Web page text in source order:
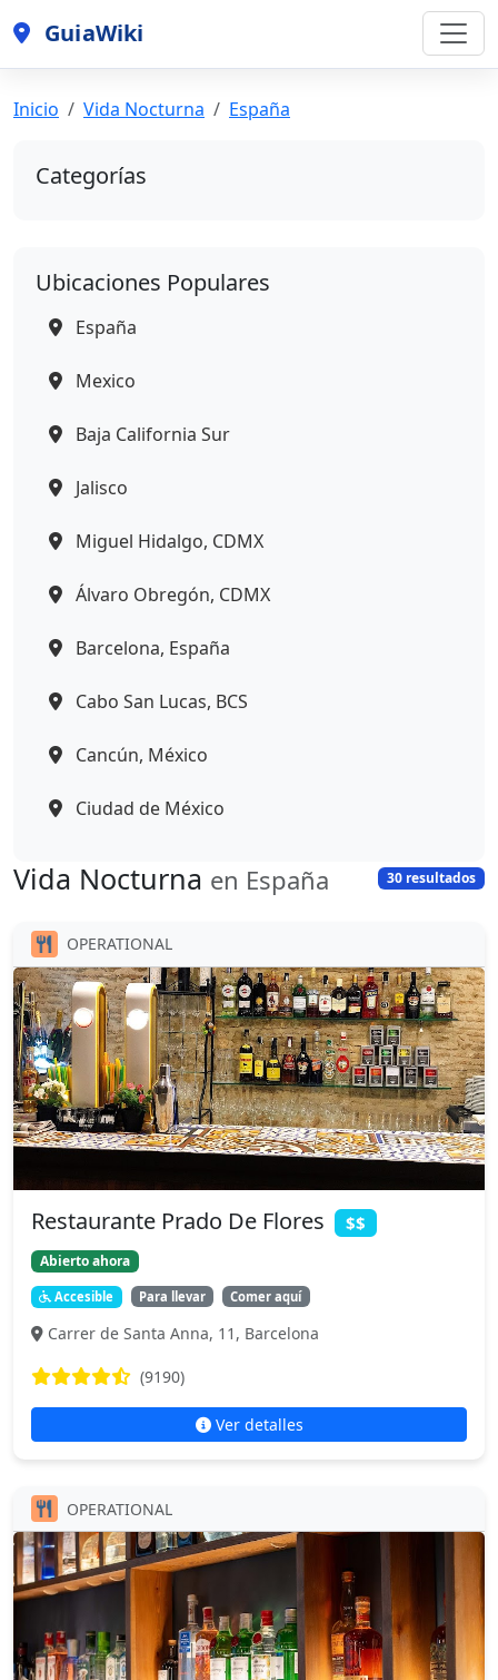
GuiaWiki
Inicio Vida Nocturna España
Categorías
Ubicaciones Populares
España
Mexico
Baja California Sur
Jalisco
Miguel Hidalgo, CDMX
Álvaro Obregón, CDMX
Barcelona, España
Cabo San Lucas, BCS
Cancún, México
Ciudad de México
Vida Nocturna en España 30 resultados
OPERATIONAL
Restaurante Prado De Flores $$
Abierto ahora
Accesible Para llevar Comer aquí
Carrer de Santa Anna, 11, Barcelona
(9190)
Ver detalles
OPERATIONAL